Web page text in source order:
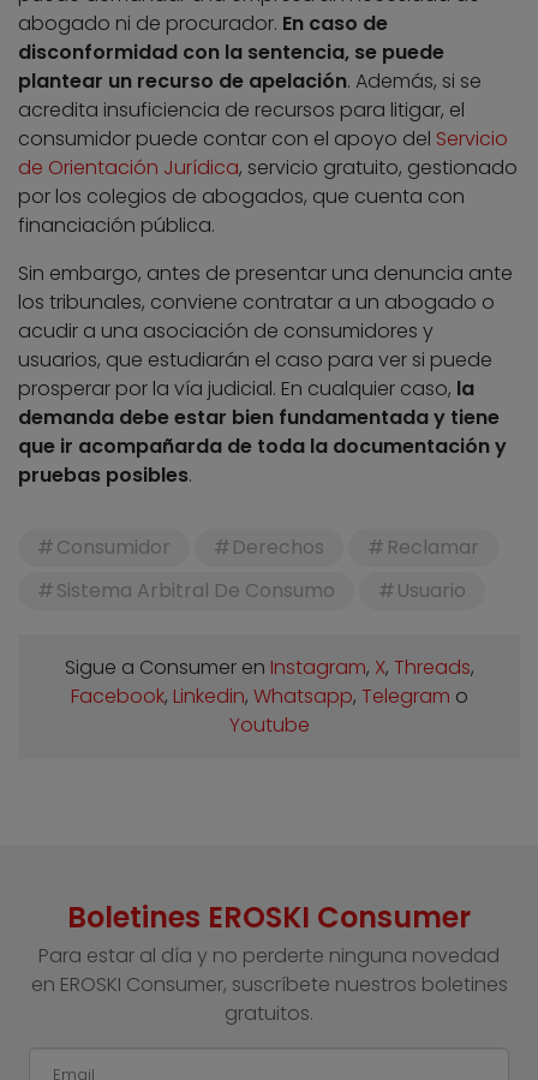
abogado ni de procurador. En caso de
disconformidad con la sentencia, se puede
plantear un recurso de apelación. Además, si se
acredita insuficiencia de recursos para litigar, el
consumidor puede contar con el apoyo del Servicio
de Orientación Jurídica, servicio gratuito, gestionado
por los colegios de abogados, que cuenta con
financiación pública.
Sin embargo, antes de presentar una denuncia ante
los tribunales, conviene contratar a un abogado o
acudir a una asociación de consumidores y
usuarios, que estudiarán el caso para ver si puede
prosperar por la vía judicial. En cualquier caso, la
demanda debe estar bien fundamentada y tiene
que ir acompañarda de toda la documentación y
pruebas posibles.
Consumidor Derechos
Reclamar
Sistema Arbitral De Consumo
Usuario
Sigue a Consumer en Instagram, X, Threads,
Facebook, Linkedin, Whatsapp, Telegram o
Youtube
Boletines EROSKI Consumer
Para estar al día y no perderte ninguna novedad
en EROSKI Consumer, suscríbete nuestros boletines
gratuitos.